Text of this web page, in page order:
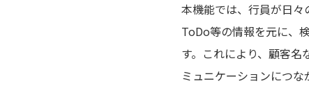
本機能では、行員が日
ToDo等の情報を元に、
す。これにより、顧客
ミュニケーションにつ